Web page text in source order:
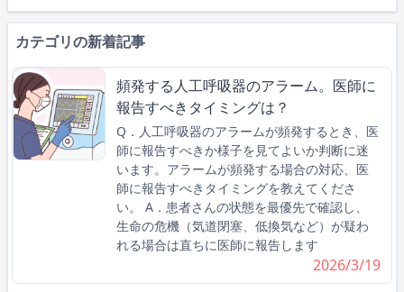
カテゴリの新着記事
頻発する人工呼吸器のアラーム。医師に
報告すべきタイミングは？
Q．人工呼吸器のアラームが頻発するとき、医
師に報告すべきか様子を見てよいか判断に迷
います。アラームが頻発する場合の対応、医
師に報告すべきタイミングを教えてくださ
い。 A．患者さんの状態を最優先で確認し、
生命の危機（気道閉塞、低換気など）が疑わ
れる場合は直ちに医師に報告します
2026/3/19